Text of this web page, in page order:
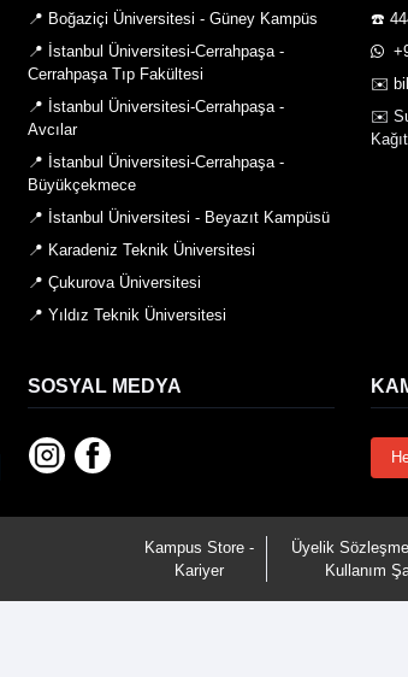
📍 Boğaziçi Üniversitesi - Güney Kampüs
📍 İstanbul Üniversitesi-Cerrahpaşa -
Cerrahpaşa Tıp Fakültesi
📍 İstanbul Üniversitesi-Cerrahpaşa -
Avcılar
📍 İstanbul Üniversitesi-Cerrahpaşa -
Büyükçekmece
📍 İstanbul Üniversitesi - Beyazıt Kampüsü
📍 Karadeniz Teknik Üniversitesi
📍 Çukurova Üniversitesi
📍 Yıldız Teknik Üniversitesi
☎️
✉️
✉️
SOSYAL MEDYA
Kampus Store -
Kariyer
Üyelik
Kullanım